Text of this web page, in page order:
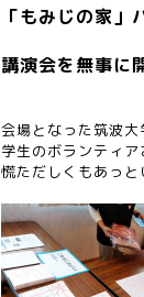
「もみじの家」
講演会を無事に
会場となった筑波大
学生のボランティア
慌ただしくもあっと